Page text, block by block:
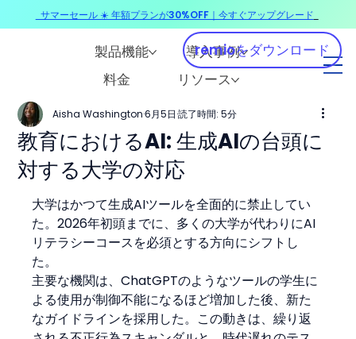
製品機能
導入事例
料金
リソース
remioをダウンロード
教育におけるAI: 生成AIの台頭に
対する大学の対応
Aisha Washington 6月5日 読了時間: 5分
大学はかつて生成AIツールを全面的に禁止してい
た。2026年初頭までに、多くの大学が代わりにAI
リテラシーコースを必須とする方向にシフトし
た。
主要な機関は、ChatGPTのようなツールの学生に
よる使用が制御不能になるほど増加した後、新た
なガイドラインを採用した。この動きは、繰り返
サマーセール ☀️ 年額プランが30%OFF｜今すぐアップグレード